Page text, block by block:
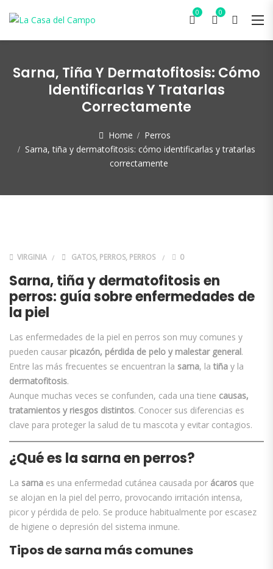
0 0
Sarna, Tiña Y Dermatofitosis: Cómo
Identificarlas Y Tratarlas
Correctamente
Home
Perros
Sarna, tiña y dermatofitosis: cómo identificarlas y tratarlas
correctamente
VIRGINIA GATOS, PERROS, PERROS 0
Sarna, tiña y dermatofitosis en
perros: guía sobre enfermedades de
la piel
Las enfermedades de la piel en perros son muy comunes y
pueden causar picazón, pérdida de pelo y malestar general.
Entre las más frecuentes se encuentran la sarna, latiña y la
dermatofitosis.
Aunque muchas veces se confunden, cada una tiene causas,
tratamientos y riesgos distintos. Conocer sus diferencias es
clave para proteger la salud de tu mascota y evitar contagios.
¿Qué es la sarna en perros?
La sarna es una enfermedad cutánea causada por ácaros que
se alojan en la piel del perro, provocando irritación intensa,
picor y pérdida de pelo. Se produce habitualmente por escasez
de higiene o depresión del sistema inmune.
Tipos de sarna más comunes